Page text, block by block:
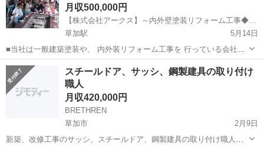
月収500,000円
【株式会社アークス】～内外壁塗装リフォーム工事◆塗装◆コーキング～
草加駅
5月14日
■当社は一般建築塗装や、 内外装リフォーム工事を 行っている会社で
す。 今回、事業拡大につきスタッフ募集！ 年齢不問👷 20～30代の幅
広いスタッフが活躍中！ [1]塗装職人 日給1万3000円～2万...
埼玉 内装職人 職人
スチールドア、サッシ、鋼製建具の取り付け
職人
月収420,000円
BRETHREN
草加市
2月9日
新築、改修工事のサッシ、スチールドア、鋼製建具の取り付け職人を